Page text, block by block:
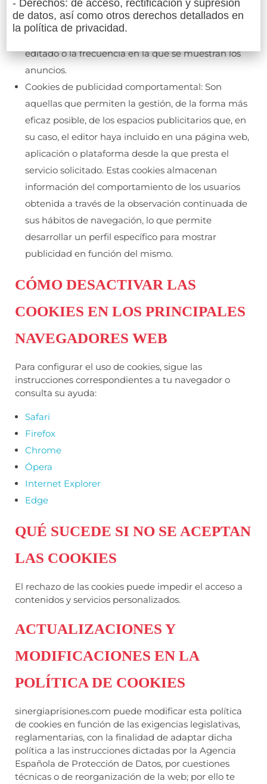
haya incluido en una página web, aplicación o
plataforma desde la que presta el servicio
solicitado en base a criterios como el contenido
editado o la frecuencia en la que se muestran los
anuncios.
Cookies de publicidad comportamental: Son
aquellas que permiten la gestión, de la forma más
eficaz posible, de los espacios publicitarios que, en
su caso, el editor haya incluido en una página web,
aplicación o plataforma desde la que presta el
servicio solicitado. Estas cookies almacenan
información del comportamiento de los usuarios
obtenida a través de la observación continuada de
sus hábitos de navegación, lo que permite
desarrollar un perfil específico para mostrar
publicidad en función del mismo.
CÓMO DESACTIVAR LAS
COOKIES EN LOS PRINCIPALES
NAVEGADORES WEB
Para configurar el uso de cookies, sigue las
instrucciones correspondientes a tu navegador o
consulta su ayuda:
Safari
Firefox
Chrome
Ópera
Internet Explorer
Edge
QUÉ SUCEDE SI NO SE ACEPTAN
LAS COOKIES
El rechazo de las cookies puede impedir el acceso a
contenidos y servicios personalizados.
ACTUALIZACIONES Y
MODIFICACIONES EN LA
POLÍTICA DE COOKIES
sinergiaprisiones.com puede modificar esta política
de cookies en función de las exigencias legislativas,
reglamentarias, con la finalidad de adaptar dicha
política a las instrucciones dictadas por la Agencia
Española de Protección de Datos, por cuestiones
técnicas o de reorganización de la web; por ello te
- Derechos: de acceso, rectificación y supresión
de datos, así como otros derechos detallados en
la política de privacidad.